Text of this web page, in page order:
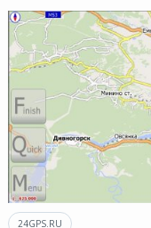
24GPS.RU